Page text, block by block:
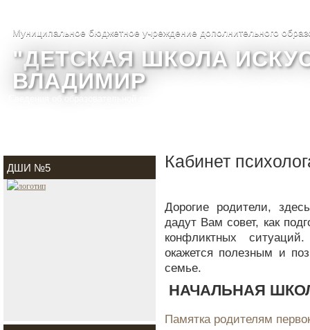
Муниципальное бюджетное учреждение дополнительного
"ДЕТСКАЯ ШКОЛА
ВЛАДИМИР
Сведения об образовательной организации
ДШИ №5 Кабинет
Дорогие родители,
дадут Вам совет, как
конфликтных
окажется полезным и
семье.
НАЧАЛЬНАЯ
Памятка родителям